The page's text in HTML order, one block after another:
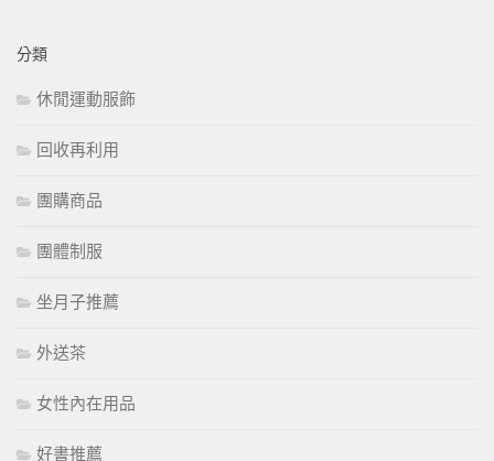
分類
休閒運動服飾
回收再利用
團購商品
團體制服
坐月子推薦
外送茶
女性內在用品
好書推薦